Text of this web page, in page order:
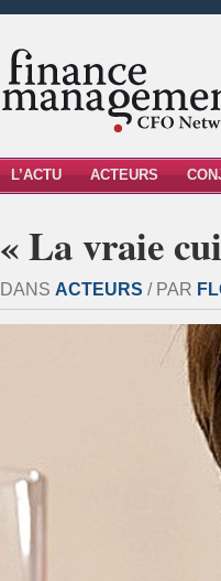
L’ACTU ACTEURS
« La vraie
DANS ACTEURS / PAR